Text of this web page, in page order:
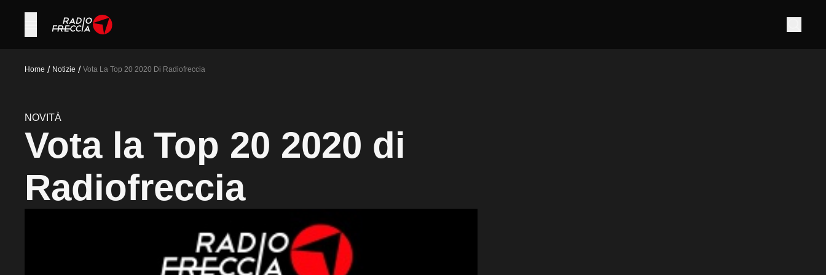
Home / Notizie / Vota La Top 20 2020 Di Radiofreccia
NOVITÀ
Vota la Top 20 2020 di
Radiofreccia